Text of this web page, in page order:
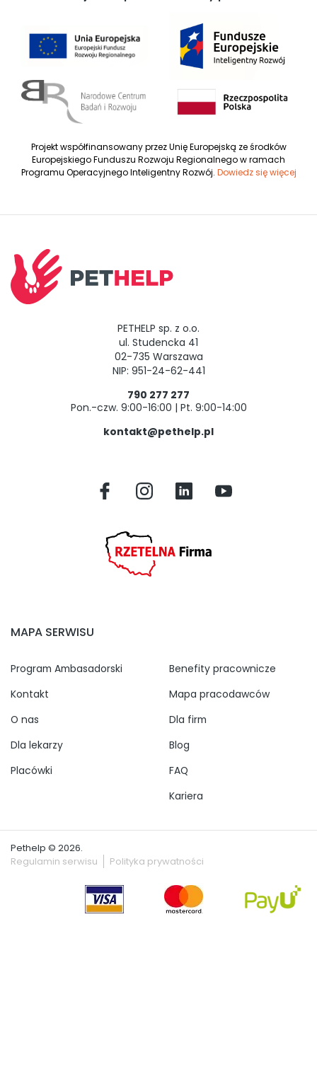
Projekt współfinansowany przez Unię Europejską ze środków
Europejskiego Funduszu Rozwoju Regionalnego w ramach
Programu Operacyjnego Inteligentny Rozwój. Dowiedz się więcej
PETHELP sp. z o.o.
ul. Studencka 41
02-735 Warszawa
NIP: 951-24-62-441
790 277 277
Pon.-czw. 9:00-16:00 | Pt. 9:00-14:00
kontakt@pethelp.pl
MAPA SERWISU
Program Ambasadorski
Kontakt
O nas
Dla lekarzy
Placówki
Benefity pracownicze
Mapa pracodawców
Dla firm
Blog
FAQ
Kariera
Pethelp © 2026.
Regulamin serwisu
Polityka prywatności